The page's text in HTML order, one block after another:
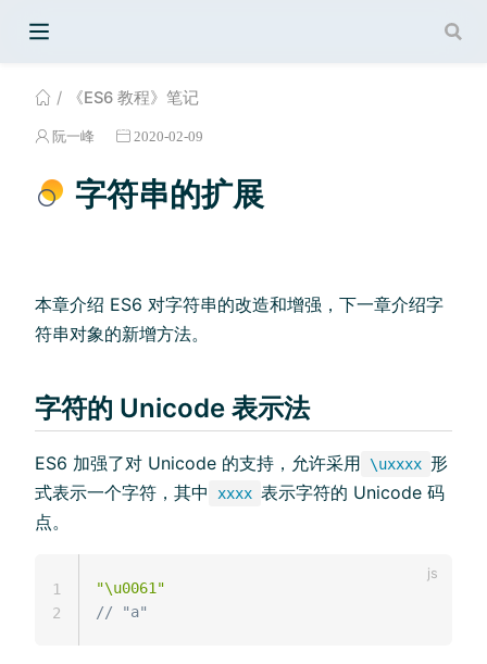
《ES6 教程》笔记
阮一峰 2020-02-09
字符串的扩展
本章介绍 ES6 对字符串的改造和增强，下一章介绍字
符串对象的新增方法。
字符的 Unicode 表示法
ES6 加强了对 Unicode 的支持，允许采用 \uxxxx 形
式表示一个字符，其中
xxxx 表示字符的 Unicode 码
点。
"\u0061"
// "a"
1
2